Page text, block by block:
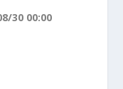
30 00:00